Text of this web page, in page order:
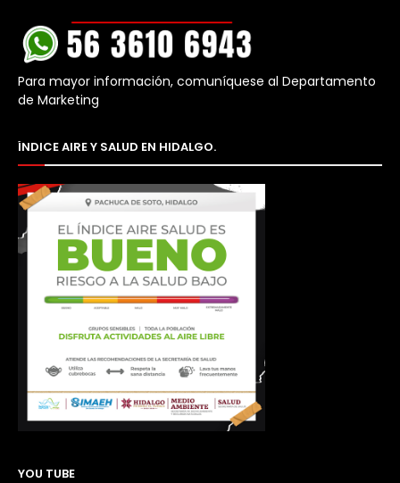
Para mayor información, comuníquese al Departamento
de Marketing
ÍNDICE AIRE Y SALUD EN HIDALGO.
YOU TUBE